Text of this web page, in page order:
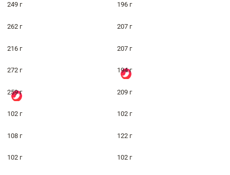
249 г 196 г
262 г 207 г
216 г 207 г
272 г 194 г
259 г 209 г
102 г 102 г
108 г 122 г
102 г 102 г